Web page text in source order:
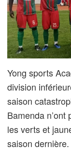
Yong sports
division
saison
Bamenda
les verts et
saison